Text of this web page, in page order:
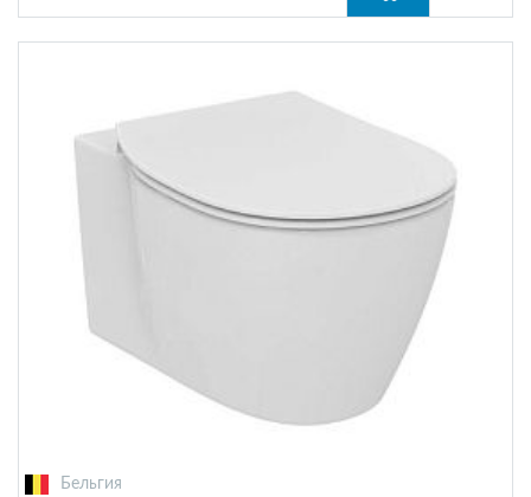
Бельгия